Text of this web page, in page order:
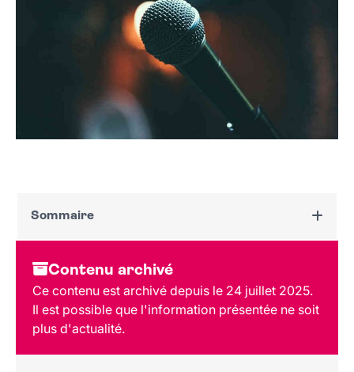
Sommaire
Dates et horaires
Au programme
Lieu
Contenu archivé
Ce contenu est archivé depuis le 24 juillet 2025.
Il est possible que l'information présentée ne soit
plus d'actualité.